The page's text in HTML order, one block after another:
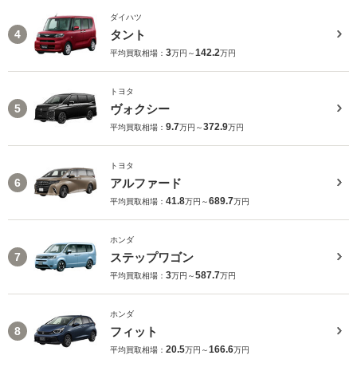
4
ダイハツ
タント
平均買取相場： 3万円～142.2万円
5
トヨタ
ヴォクシー
平均買取相場： 9.7万円～372.9万円
6
トヨタ
アルファード
平均買取相場： 41.8万円～689.7万円
7
ホンダ
ステップワゴン
平均買取相場： 3万円～587.7万円
8
ホンダ
フィット
平均買取相場： 20.5万円～166.6万円